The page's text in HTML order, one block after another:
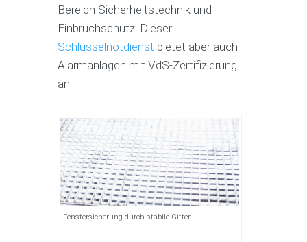
Bereich Sicherheitstechnik und
Einbruchschutz. Dieser
Schlüsselnotdienst bietet aber auch
Alarmanlagen mit VdS-Zertifizierung
an.
Fenstersicherung durch stabile Gitter